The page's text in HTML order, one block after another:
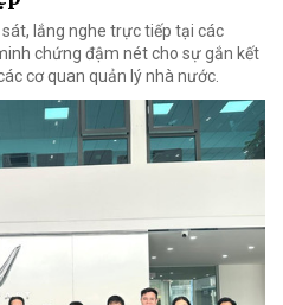
lắng nghe trực tiếp tại các
chứng đậm nét cho sự gắn kết
cơ quan quản lý nhà nước.